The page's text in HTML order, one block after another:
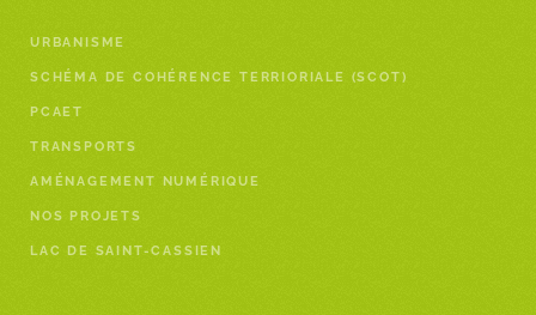
URBANISME
SCHÉMA DE COHÉRENCE TERRIORIALE (SCOT)
PCAET
TRANSPORTS
AMÉNAGEMENT NUMÉRIQUE
NOS PROJETS
LAC DE SAINT-CASSIEN